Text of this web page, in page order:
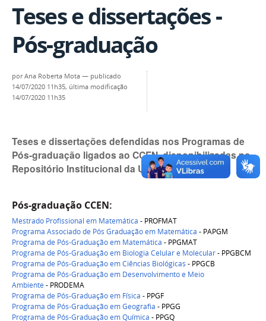
Teses e dissertações -
Pós-graduação
porAna Roberta Mota — publicado
14/07/2020 11h35, última modificação
14/07/2020 11h35
Teses e dissertações defendidas nos Programas de
Pós-graduação ligados ao CCEN, disponibilizadas no
Repositório Institucional da UFPB
Pós-graduação CCEN:
Mestrado Profissional em Matemática - PROFMAT
Programa Associado de Pós Graduação em Matemática - PAPGM
Programa de Pós-Graduação em Matemática - PPGMAT
Programa de Pós-Graduação em Biologia Celular e Molecular- PPGBCM
Programa de Pós-Graduação em Ciências Biológicas - PPGCB
Programa de Pós-Graduação em Desenvolvimento e Meio
Ambiente - PRODEMA
Programa de Pós-Graduação em Física - PPGF
Programa de Pós-Graduação em Geografia - PPGG
Programa de Pós-Graduação em Química - PPGQ